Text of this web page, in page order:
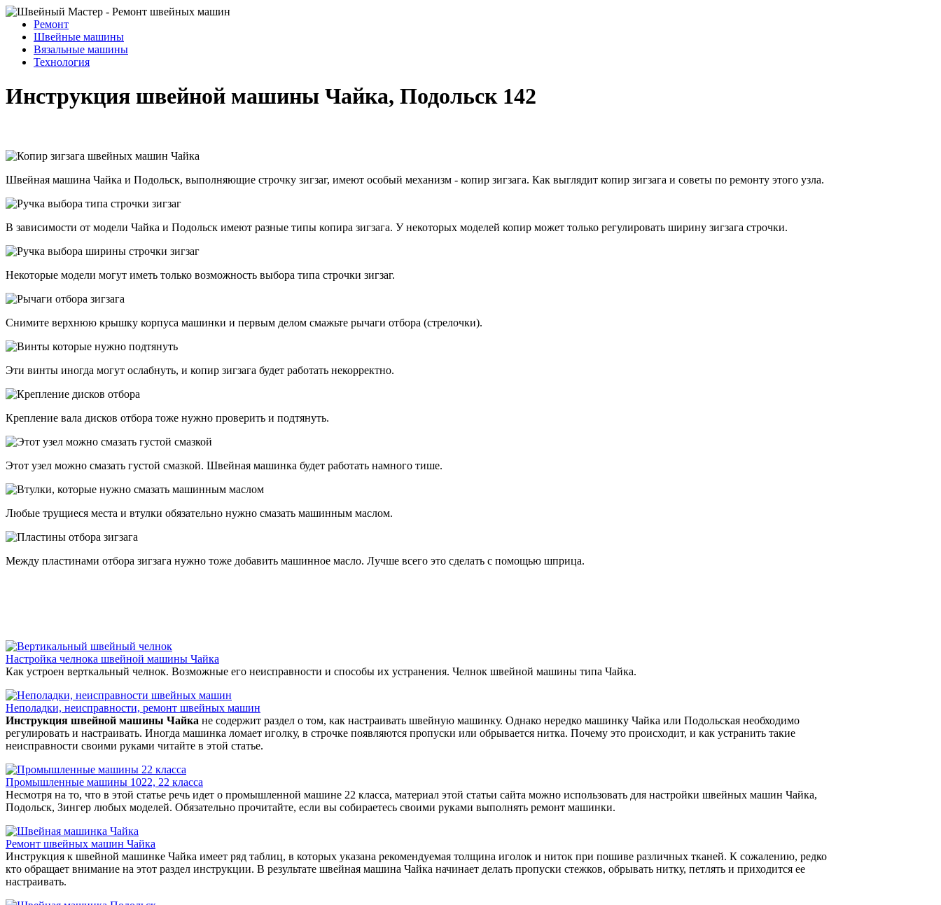
Ремонт
Швейные машины
Вязальные машины
Технология
Инструкция швейной машины Чайка, Подольск 142
Швейная машина Чайка и Подольск, выполняющие строчку зигзаг, имеют особый механизм - копир зигзага. Как выглядит копир зигзага и советы по ремонту этого узла.
В зависимости от модели Чайка и Подольск имеют разные типы копира зигзага. У некоторых моделей копир может только регулировать ширину зигзага строчки.
Некоторые модели могут иметь только возможность выбора типа строчки зигзаг.
Снимите верхнюю крышку корпуса машинки и первым делом смажьте рычаги отбора (стрелочки).
Эти винты иногда могут ослабнуть, и копир зигзага будет работать некорректно.
Крепление вала дисков отбора тоже нужно проверить и подтянуть.
Этот узел можно смазать густой смазкой. Швейная машинка будет работать намного тише.
Любые трущиеся места и втулки обязательно нужно смазать машинным маслом.
Между пластинами отбора зигзага нужно тоже добавить машинное масло. Лучше всего это сделать с помощью шприца.
Настройка челнока швейной машины Чайка
Как устроен верткальный челнок. Возможные его неисправности и способы их устранения. Челнок швейной машины типа Чайка.
Неполадки, неисправности, ремонт швейных машин
Инструкция швейной машины Чайка не содержит раздел о том, как настраивать швейную машинку. Однако нередко машинку Чайка или Подольская необходимо
регулировать и настраивать. Иногда машинка ломает иголку, в строчке появляются пропуски или обрывается нитка. Почему это происходит, и как устранить такие
неисправности своими руками читайте в этой статье.
Промышленные машины 1022, 22 класса
Несмотря на то, что в этой статье речь идет о промышленной машине 22 класса, материал этой статьи сайта можно использовать для настройки швейных машин Чайка,
Подольск, Зингер любых моделей. Обязательно прочитайте, если вы собираетесь своими руками выполнять ремонт машинки.
Ремонт швейных машин Чайка
Инструкция к швейной машинке Чайка имеет ряд таблиц, в которых указана рекомендуемая толщина иголок и ниток при пошиве различных тканей. К сожалению, редко
кто обращает внимание на этот раздел инструкции. В результате швейная машина Чайка начинает делать пропуски стежков, обрывать нитку, петлять и приходится ее
настраивать.